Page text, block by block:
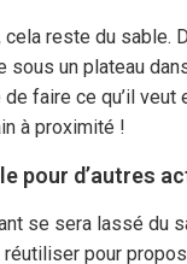
cela reste du sable.
sous un plateau
faire ce qu’il veut
à proximité !
pour d’autres
se sera lassé du
réutiliser pour